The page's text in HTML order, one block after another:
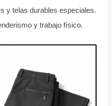
y telas durables especiales.
y trabajo físico.